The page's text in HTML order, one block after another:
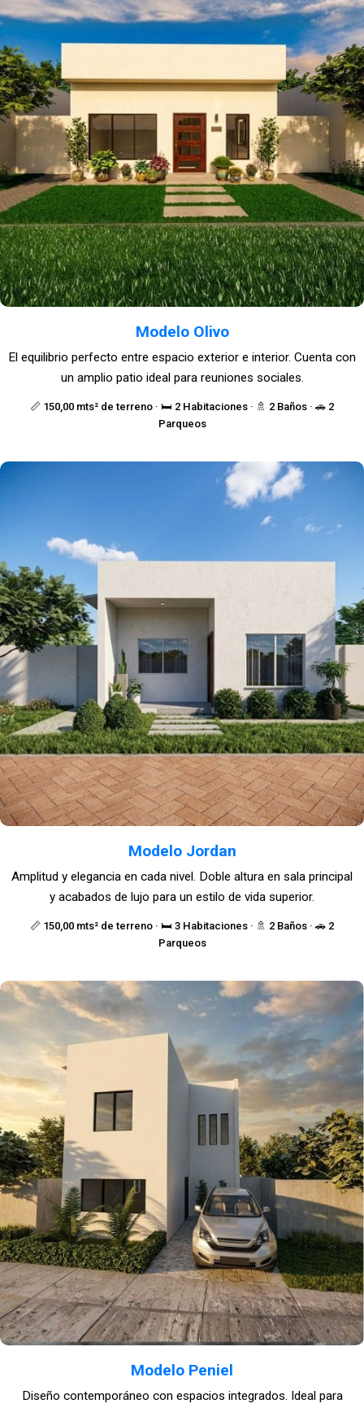
Modelo Olivo
📏 150,00 mts² de terreno · 🛏️ 2 Habitaciones · 🚿 2 Baños · 🚗 2
Parqueos
El equilibrio perfecto entre espacio exterior e interior. Cuenta con
un amplio patio ideal para reuniones sociales.
Modelo Jordan
📏 150,00 mts² de terreno · 🛏️ 3 Habitaciones · 🚿 2 Baños · 🚗 2
Parqueos
Amplitud y elegancia en cada nivel. Doble altura en sala principal
y acabados de lujo para un estilo de vida superior.
Modelo Peniel
Diseño contemporáneo con espacios integrados. Ideal para